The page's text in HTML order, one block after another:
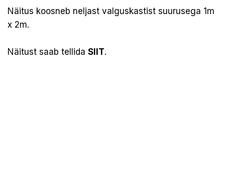
Näitus koosneb neljast valguskastist suurusega 1m
x 2m.
Näitust saab tellida SIIT.